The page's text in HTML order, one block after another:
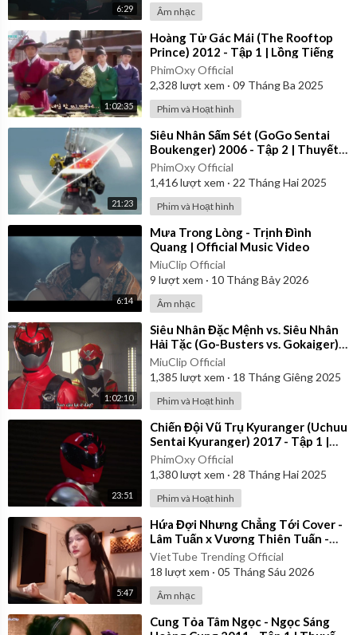
6:29 Âm nhạc
1:02:35
⁣Hoàng Tử Gác Mái (The Rooftop
Prince) 2012 - Tập 1 | Lồng Tiếng
PhimOxy Official
2,328 lượt xem · 09 Tháng Ba 2025
Phim và Hoạt hình
21:23
⁣Siêu Nhân Sấm Sét (GoGo Sentai
Boukenger) 2006 - Tập 2 | Thuyết
Minh
PhimOxy Official
1,416lượt xem · 22 Tháng Hai 2025
Phim và Hoạt hình
6:14
⁣Mưa Trong Lòng - Trịnh Đình
Quang | Official Music Video
MiuClip Official
9 lượt xem · 10 Tháng Bảy 2026
Âm nhạc
1:02:10
⁣Siêu Nhân Đặc Mệnh vs. Siêu Nhân
Hải Tặc (Go-Busters vs. Gokaiger) |
Vietsub
MiuClip Official
1,385 lượt xem · 18 Tháng Giêng 2025
Phim và Hoạt hình
23:51
⁣Chiến Đội Vũ Trụ Kyuranger (Uchuu
Sentai Kyuranger) 2017 - Tập 1 |
Thuyết Minh
PhimOxy Official
1,380lượt xem · 28 Tháng Hai 2025
Phim và Hoạt hình
5:47
⁣Hứa Đợi Nhưng Chẳng Tới Cover -
Lâm Tuấn x Vương Thiên Tuấn -
Kiều Chi
VietTube Trending Official
18 lượt xem · 05 Tháng Sáu 2026
Âm nhạc
⁣Cung Tỏa Tâm Ngọc - Ngọc Sáng